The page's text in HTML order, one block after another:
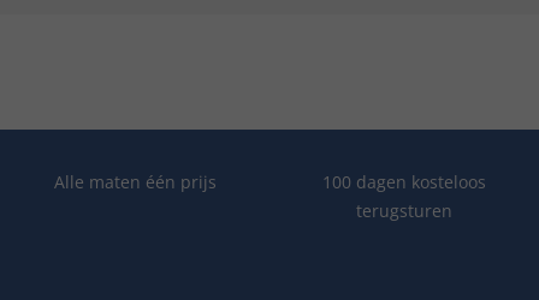
Alle maten één prijs
100 dagen kosteloos
terugsturen